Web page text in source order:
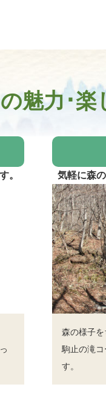
魅力･楽
。 気軽に森
森の様子を
駒止の滝
す。